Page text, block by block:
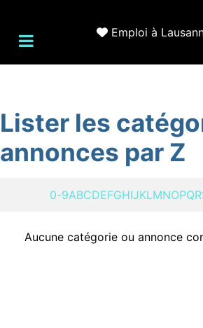
Emploi à
Lister les
annonces par Z
0-9ABCDEFGHIJKLMNOPQR
Aucune catégorie ou annonce